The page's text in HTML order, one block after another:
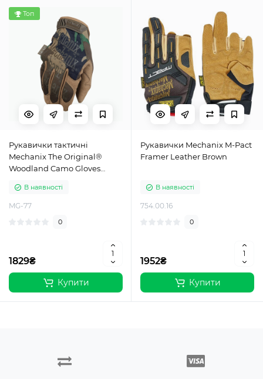
Топ
Рукавички тактичні
Mechanix The Original®
Woodland Camo Gloves
В наявності
MG-77
0
1829₴
Купити
Рукавички Mechanix M-Pact
Framer Leather Brown
В наявності
754.00.16
0
1952₴
Купити